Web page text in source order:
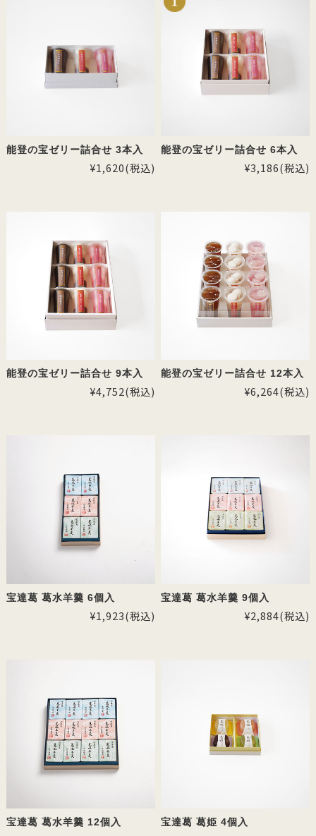
能登の宝ゼリー詰合せ 3本入
¥1,620(税込)
能登の宝ゼリー詰合せ 6本入
¥3,186(税込)
能登の宝ゼリー詰合せ 9本入
¥4,752(税込)
能登の宝ゼリー詰合せ 12本入
¥6,264(税込)
宝達葛 葛水羊羹 6個入
¥1,923(税込)
宝達葛 葛水羊羹 9個入
¥2,884(税込)
宝達葛 葛水羊羹 12個入 宝達葛 葛姫 4個入